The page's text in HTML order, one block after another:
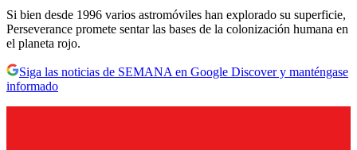
Si bien desde 1996 varios astromóviles han explorado su superficie,
Perseverance promete sentar las bases de la colonización humana en
el planeta rojo.
Siga las noticias de SEMANA en Google Discover y manténgase
informado